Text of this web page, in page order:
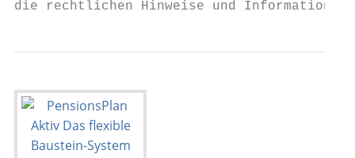
die rechtlichen Hinweise und